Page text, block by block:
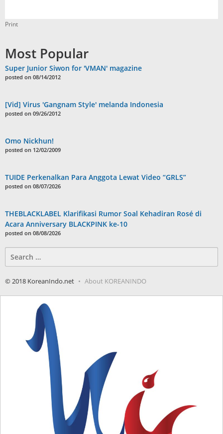
Print
Most Popular
Super Junior Siwon for 'VMAN' magazine
posted on 08/14/2012
[Vid] Virus 'Gangnam Style' melanda Indonesia
posted on 09/26/2012
Omo Nickhun!
posted on 12/02/2009
TUIDE Perkenalkan Para Anggota Lewat Video “GRLS”
posted on 08/07/2026
THEBLACKLABEL Klarifikasi Rumor Soal Kehadiran Rosé di
Acara Anniversary BLACKPINK ke-10
posted on 08/08/2026
for:
© 2018 KoreanIndo.net About KOREANINDO